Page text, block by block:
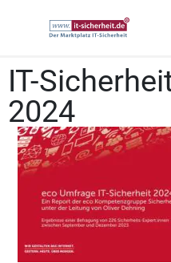
IT-
2024